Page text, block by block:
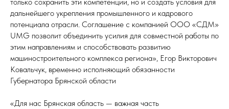
дальнейшего укрепления промышленного и кадрового
потенциала отрасли. Соглашение с компанией ООО «СДМ»
UMG позволит объединить усилия для совместной работы по
этим направлениям и способствовать развитию
машиностроительного комплекса региона», Егор Викторович
Ковальчук, временно исполняющий обязанности
Губернатора Брянской области
«Для нас Брянская область — важная часть